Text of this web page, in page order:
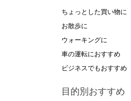
ちょっとした買い物に
お散歩に
ウォーキングに
車の運転におすすめ
ビジネスでもおすすめ
目的別おすすめ